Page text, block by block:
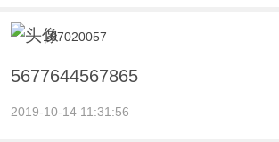
107020057
5677644567865
2019-10-14 11:31:56